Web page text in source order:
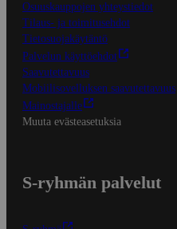
Osuuskauppojen yhteystiedot
Tilaus- ja toimitusehdot
Tietosuojakäytäntö
Palvelun käyttöehdot
Saavutettavuus
Mobiilisovelluksen saavutettavuus
Mainostajalle
Muuta evästeasetuksia
S-ryhmän palvelut